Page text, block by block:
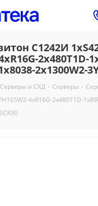
С1242И
2x480T1D-
2x1300W2-
Серверы и СХД - Серверы -
4xR16G-2x480T1D-